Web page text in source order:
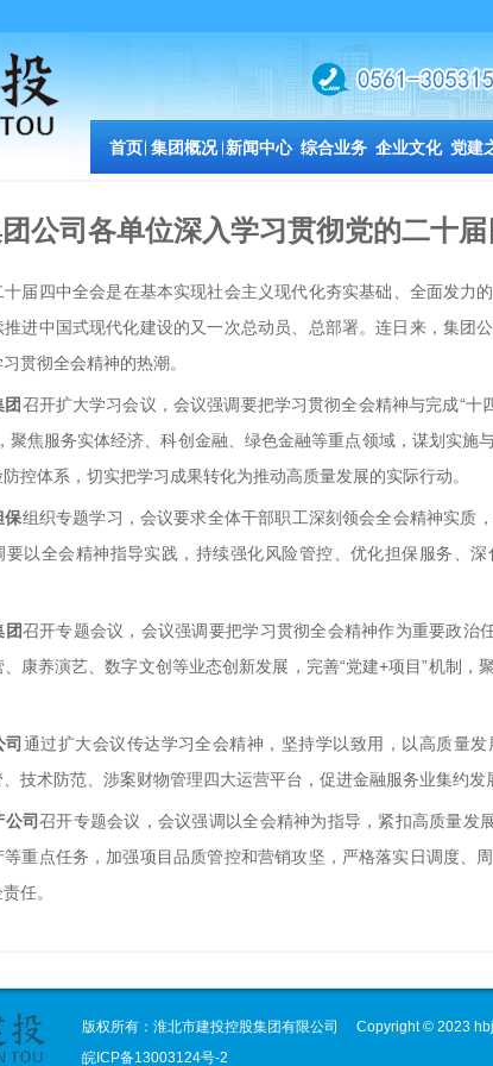
首页 集团概况 新闻中心 综合业务 企业文化 党建
公司各单位深入学习贯彻党的二十届
十届四中全会是在基本实现社会主义现代化夯实基础、全面发力
进中国式现代化建设的又一次总动员、总部署。连日来，集团
贯彻全会精神的热潮。
召开扩大学习会议，会议强调要把学习贯彻全会精神与完成“十
聚焦服务实体经济、科创金融、绿色金融等重点领域，谋划实施
控体系，切实把学习成果转化为推动高质量发展的实际行动。
保组织专题学习，会议要求全体干部职工深刻领会全会精神实质
要以全会精神指导实践，持续强化风险管控、优化担保服务、
团召开专题会议，会议强调要把学习贯彻全会精神作为重要政治
康养演艺、数字文创等业态创新发展，完善“党建+项目”机制，
通过扩大会议传达学习全会精神，坚持学以致用，以高质量
技术防范、涉案财物管理四大运营平台，促进金融服务业集约发
公司召开专题会议，会议强调以全会精神为指导，紧扣高质量发
等重点任务，加强项目品质管控和营销攻坚，严格落实日调度、
任。
版权所有：淮北市建投控股集团有限公司 Copyright © 2023
皖ICP备13003124号-2